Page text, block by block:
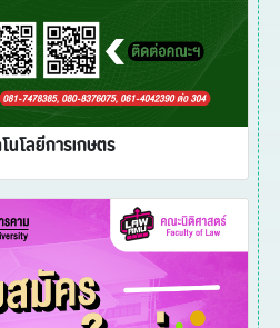
นโลยีการเกษตร